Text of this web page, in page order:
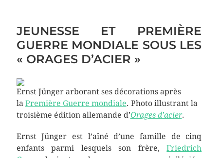
JEUNESSE ET PREMIÈRE
GUERRE MONDIALE SOUS LES
« ORAGES D’ACIER »
Ernst Jünger arborant ses décorations après
la Première Guerre mondiale. Photo illustrant la
troisième édition allemande d’Orages d’acier.
Ernst Jünger est l’aîné d’une famille de cinq
enfants parmi lesquels son frère,Friedrich